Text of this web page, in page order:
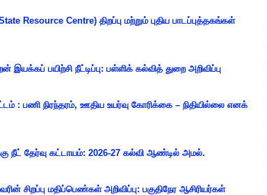
Resource Centre) திறப்பு மற்றும் புதிய பாடப்புத்தகங்கள்
இயக்கப் பயிற்சி நீட்டிப்பு: பள்ளிக் கல்வித் துறை அறிவிப்பு
: பணி நிரந்தரம், ஊதிய உயர்வு கோரிக்கை – நிதியில்லை எனக்
நீட் தேர்வு கட்டாயம்: 2026-27 கல்வி ஆண்டில் அமல்.
சிறப்பு மதிப்பெண்கள் அறிவிப்பு: பகுதிநேர ஆசிரியர்கள்